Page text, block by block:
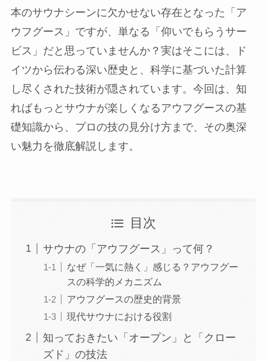
本のサウナシーンに欠かせない存在となった「ア
ウフグース」ですが、単なる「仰いでもらうサー
ビス」だと思っていませんか？実はそこには、ド
イツから伝わる深い歴史と、科学に基づいた計算
し尽くされた技術が隠されています。今回は、知
ればもっとサウナが楽しくなるアウフグースの基
礎知識から、プロの技の見分け方まで、その奥深
い魅力を徹底解説します。
目次
サウナの「アウフグース」って何？
なぜ「一気に熱く」感じる？アウフグー
スの科学的メカニズム
アウフグースの歴史的背景
現代サウナにおける役割
知っておきたい「オープン」と「クロー
ズド」の技法